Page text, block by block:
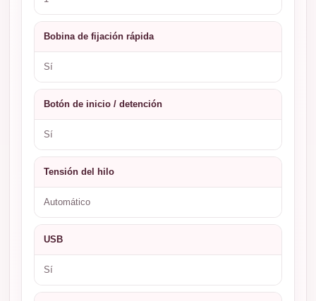
Bobina de fijación rápida
Sí
Botón de inicio / detención
Sí
Tensión del hilo
Automático
USB
Sí